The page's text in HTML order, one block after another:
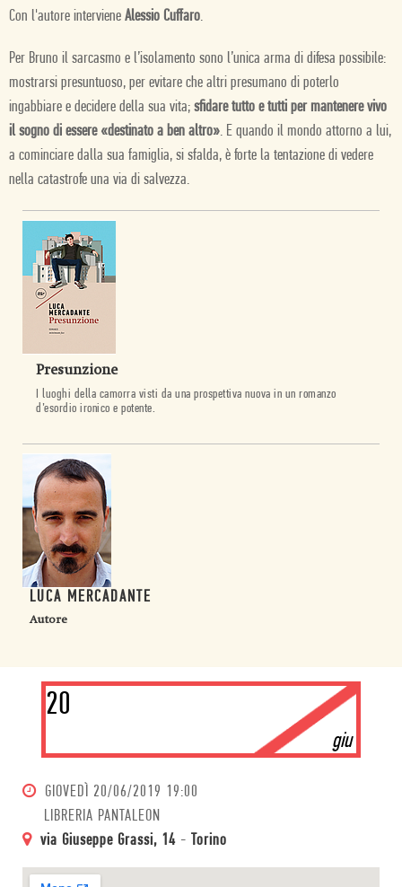
Con l'autore interviene Alessio Cuffaro.
Per Bruno il sarcasmo e l’isolamento sono l’unica arma di difesa possibile:
mostrarsi presuntuoso, per evitare che altri presumano di poterlo
ingabbiare e decidere della sua vita; sfidare tutto e tutti per mantenere vivo
il sogno di essere «destinato a ben altro». E quando il mondo attorno a lui,
a cominciare dalla sua famiglia, si sfalda, è forte la tentazione di vedere
nella catastrofe una via di salvezza.
Presunzione
I luoghi della camorra visti da una prospettiva nuova in un romanzo
d’esordio ironico e potente.
LUCA MERCADANTE
Autore
20
giu
GIOVEDÌ 20/06/2019 19:00
LIBRERIA PANTALEON
via Giuseppe Grassi, 14 - Torino